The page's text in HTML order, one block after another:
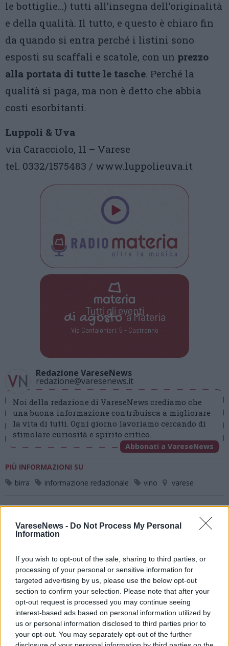
VareseNews - Do Not Process My Personal
Information
If you wish to opt-out of the sale, sharing to third parties, or
processing of your personal or sensitive information for
targeted advertising by us, please use the below opt-out
section to confirm your selection. Please note that after your
opt-out request is processed you may continue seeing
interest-based ads based on personal information utilized by
us or personal information disclosed to third parties prior to
your opt-out. You may separately opt-out of the further
le bottiglie…) tutti all’insegna dell’originalità
e della qualità. Il tutto, e questo è chiaro fin
da quando si entra perché i listini sono
esposti su scaffali e scatole, con un prezzo
alla portata di tutte le tasche. Perché la
qualità si paga, ma non è detto che abbia
costi esorbitanti.
Luppoli & Uva
via Caracciolo, 11 – Varese
tel. 0332/1575483 / www.luppolieuva.it
Tutti gli eventi
di agostoa Materia
Via Confalonieri, 5 - Castronno
Redazione VareseNews
redazione@varesenews.it
Noi della redazione di VareseNews crediamo che
una buona informazione contribuisca a migliorare
la vita di tutti. Ogni giorno lavoriamo cercando di
stimolare curiosità e spirito critico.
Abbonati a VareseNews
PIÙ INFORMAZIONI SU
birra
informazione redazionale vino varese
LIFE
Commenti
Accedioregistratiper commentare questo
articolo.
L'email è richiesta ma non verrà mostrata ai visitatori. Il contenuto di questo
commento esprime il pensiero dell'autore e non rappresenta la linea editoriale
di VareseNews.it, che rimane autonoma e indipendente. I messaggi inclusi nei
commenti non sono testi giornalistici, ma post inviati dai singoli lettori che
possono essere automaticamente pubblicati senza filtro preventivo. I commenti
che includano uno o più link a siti esterni verranno rimossi in automatico dal
sistema.